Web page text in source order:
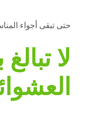
حتى تبقى أجواء
لا